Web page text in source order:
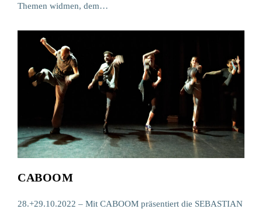
Themen widmen, dem…
CABOOM
28.+29.10.2022 – Mit CABOOM präsentiert die SEBASTIAN